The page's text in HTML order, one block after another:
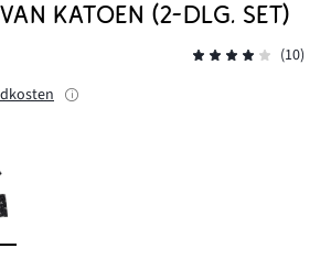
KATOEN (2-DLG. SET)
(10)